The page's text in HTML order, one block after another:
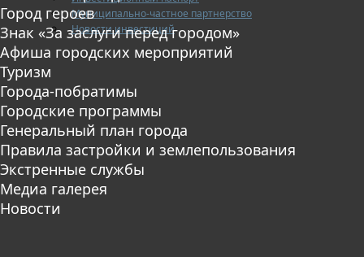
Муниципально-частное партнерство
Новости инвестиций
Город героев
Знак «За заслуги перед городом»
Афиша городских мероприятий
Туризм
Города-побратимы
Городские программы
Генеральный план города
Правила застройки и землепользования
Экстренные службы
Медиа галерея
Новости